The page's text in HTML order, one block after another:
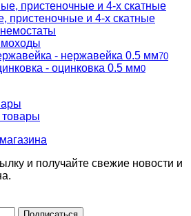
пристеночные и 4-х скатные
- нержавейка 0.5 мм70
- оцинковка 0.5 мм0
и получайте свежие новости и